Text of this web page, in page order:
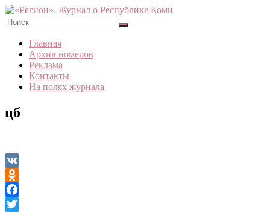
Skip
to
content
«Регион».
Журнал
Республике
Коми
Главная
Архив номеров
Реклама
Контакты
На полях журнала
цб
VK
Odnoklassniki
Facebook